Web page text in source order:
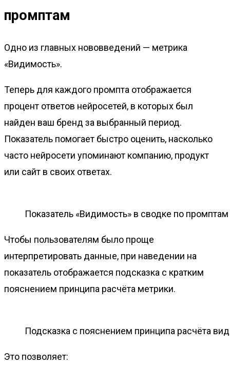
промптам
Одно из главных нововведений — метрика
«Видимость».
Теперь для каждого промпта отображается
процент ответов нейросетей, в которых был
найден ваш бренд за выбранный период.
Показатель помогает быстро оценить, насколько
часто нейросети упоминают компанию, продукт
или сайт в своих ответах.
Показатель «Видимость» в сводке по промптам
Чтобы пользователям было проще
интерпретировать данные, при наведении на
показатель отображается подсказка с кратким
пояснением принципа расчёта метрики.
Подсказка с пояснением принципа расчёта
Это позволяет: